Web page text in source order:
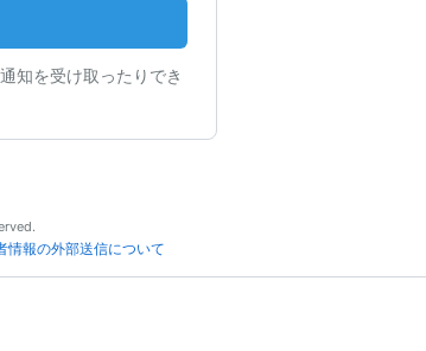
知を受け取ったりでき
情報の外部送信について